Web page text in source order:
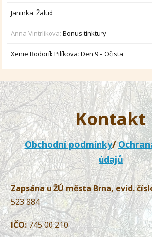
Janinka:Žalud
Anna Vintrlikova:Bonus tinktury
Xenie Bodorík Pilíkova:Den 9 – Očista
Kontakt
Obchodní podmínky/
údajů
Zapsána u ŽÚ města Brna, evid.
523 884
IČO:745 00 210